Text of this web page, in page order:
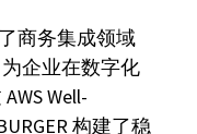
了商务集成领域
企业在数字化
Well-
构建了稳